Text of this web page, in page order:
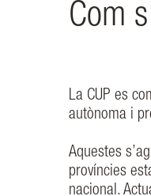
Com
La CUP es
autònoma i
Aquestes
províncies
nacional.